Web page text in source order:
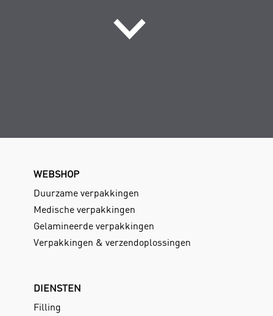
WEBSHOP
Duurzame verpakkingen
Medische verpakkingen
Gelamineerde verpakkingen
Verpakkingen & verzendoplossingen
DIENSTEN
Filling